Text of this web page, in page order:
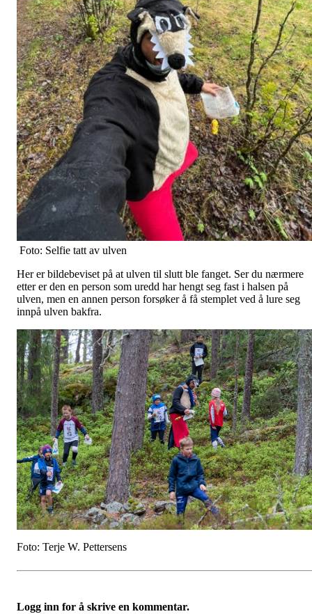
Foto: Selfie tatt av ulven
Her er bildebeviset på at ulven til slutt ble fanget. Ser du nærmere
etter er den en person som uredd har hengt seg fast i halsen på
ulven, men en annen person forsøker å få stemplet ved å lure seg
innpå ulven bakfra.
Foto: Terje W. Pettersens
Logg inn for å skrive en kommentar.